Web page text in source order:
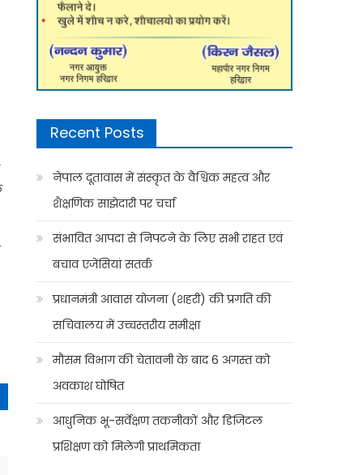
Recent Posts
नेपाल दूतावास में संस्कृत के वैश्विक महत्व और
शैक्षणिक साझेदारी पर चर्चा
संभावित आपदा से निपटने के लिए सभी राहत एवं
बचाव एजेंसियां सतर्क
प्रधानमंत्री आवास योजना (शहरी) की प्रगति की
सचिवालय में उच्चस्तरीय समीक्षा
मौसम विभाग की चेतावनी के बाद 6 अगस्त को
अवकाश घोषित
आधुनिक भू-सर्वेक्षण तकनीकों और डिजिटल
प्रशिक्षण को मिलेगी प्राथमिकता